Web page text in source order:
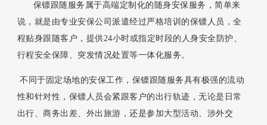
保镖跟随服务属于高端定制化的随身安保服务，简单来
说，就是由专业安保公司派遣经过严格培训的保镖人员，全
程贴身跟随客户，提供24小时或指定时段的人身安全防护、
行程安全保障、突发情况处置等一体化服务。
不同于固定场地的安保工作，保镖跟随服务具有极强的流动
性和针对性，保镖人员会紧跟客户的出行轨迹，无论是日常
出行、商务出差、外出旅游，还是参加大型活动、涉外交